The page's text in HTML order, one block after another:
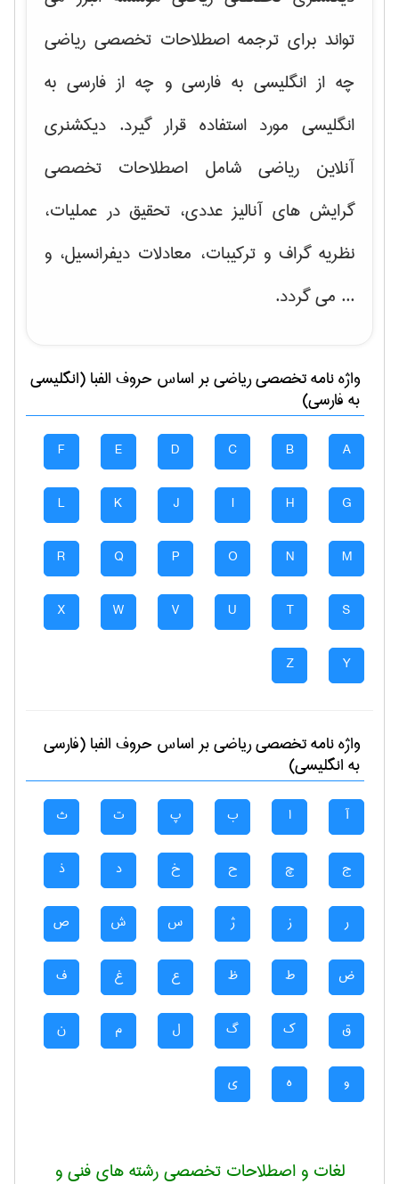
تواند برای ترجمه اصطلاحات تخصصی ریاضی
چه از انگلیسی به فارسی و چه از فارسی به
انگلیسی مورد استفاده قرار گیرد. دیکشنری
آنلاین ریاضی شامل اصطلاحات تخصصی
گرایش های آنالیز عددی، تحقیق در عملیات،
نظریه گراف و تركیبات، معادلات دیفرانسیل، و
... می گردد.
واژه نامه تخصصیرياضیبر اساس حروف الفبا (انگلیسی
به فارسی)
A
B
C
D
E
F
G
H
I
J
K
L
M
N
O
P
Q
R
S
T
U
V
W
X
Y
Z
واژه نامه تخصصیرياضیبر اساس حروف الفبا (فارسی
به انگلیسی)
آ ا ب پ ت ث
ج چ ح خ د ذ
ر ز ژ س ش ص
ض ط ظ ع غ ف
ق ک گ ل م ن
و ه ی
لغات و اصطلاحات تخصصی رشته های فنی و